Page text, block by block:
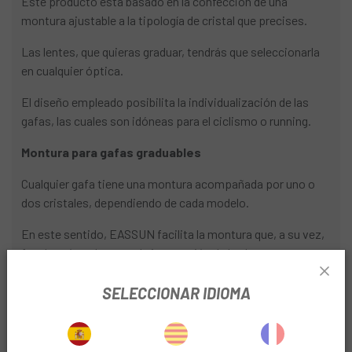
montura ajustable a la tipología de cristal que precises.
Las lentes, que quieras graduar, tendrás que seleccionarla
en cualquier óptica.
El diseño empleado posibilita la individualización de las
gafas, las cuales son idóneas para el ciclismo o running.
Montura para gafas graduables
Cualquier gafa tiene una montura acompañada por uno o
dos cristales, dependiendo de cada modelo.
En este sentido, EASSUN facilita la montura que, a su vez,
faculta cómodamente la integración de las lentes que
Luego, deberás de visitar a tu óptica de confianza a la hora
de escoger tus cristales graduados, los cuales pueden ser:
fotocromáticos, solares o transparentes.
SELECCIONAR IDIOMA